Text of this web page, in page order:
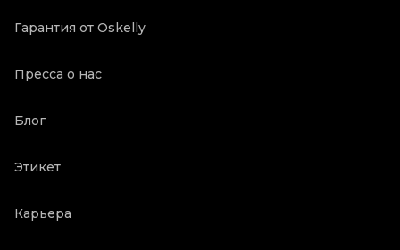
Гарантия от Oskelly
Пресса о нас
Блог
Этикет
Карьера